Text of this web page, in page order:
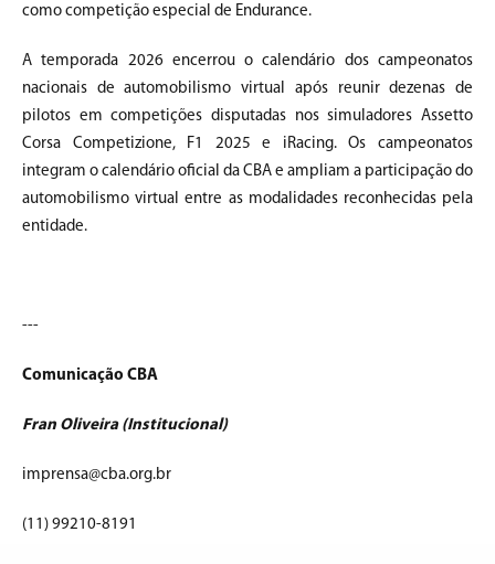
como competição especial de Endurance.
A temporada 2026 encerrou o calendário dos campeonatos
nacionais de automobilismo virtual após reunir dezenas de
pilotos em competições disputadas nos simuladores Assetto
Corsa Competizione, F1 2025 e iRacing. Os campeonatos
integram o calendário oficial da CBA e ampliam a participação do
automobilismo virtual entre as modalidades reconhecidas pela
entidade.
---
Comunicação CBA
Fran Oliveira (Institucional)
imprensa@cba.org.br
(11) 99210-8191